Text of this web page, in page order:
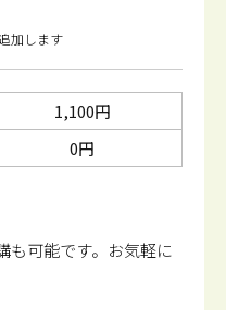
加します
1,100円
0円
可能です。 お気軽に